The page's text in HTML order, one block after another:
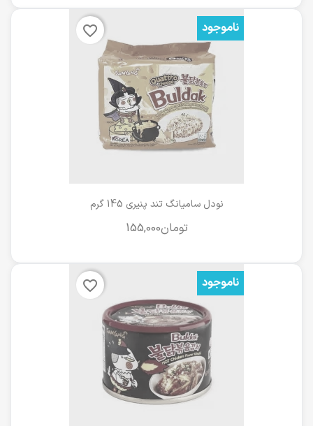
نودل سامیانگ تند پنیری 145 گرم
‎تومان155,000
ناموجود favorite_border
ناموجود favorite_border